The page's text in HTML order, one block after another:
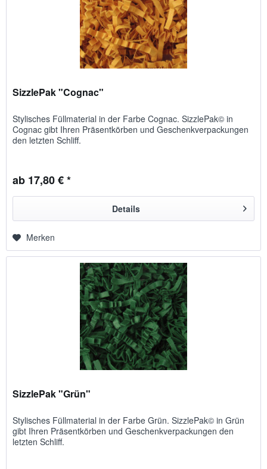
SizzlePak "Cognac"
Stylisches Füllmaterial in der Farbe Cognac. SizzlePak© in
Cognac gibt Ihren Präsentkörben und Geschenkverpackungen
den letzten Schliff.
ab 17,80 € *
Details
Merken
SizzlePak "Grün"
Stylisches Füllmaterial in der Farbe Grün. SizzlePak© in Grün
gibt Ihren Präsentkörben und Geschenkverpackungen den
letzten Schliff.